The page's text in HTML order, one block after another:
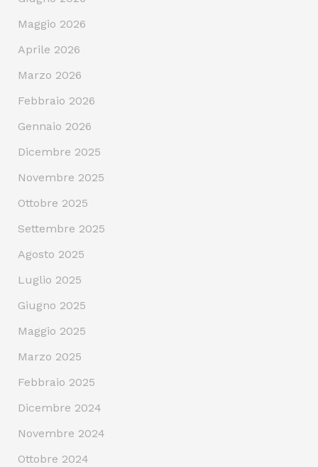
Maggio 2026
Aprile 2026
Marzo 2026
Febbraio 2026
Gennaio 2026
Dicembre 2025
Novembre 2025
Ottobre 2025
Settembre 2025
Agosto 2025
Luglio 2025
Giugno 2025
Maggio 2025
Marzo 2025
Febbraio 2025
Dicembre 2024
Novembre 2024
Ottobre 2024